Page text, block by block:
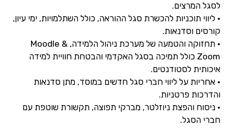
לסגל המרצים.
• ליווי תוכניות להכשרת סגל ההוראה, כולל השתלמויות, ימי עיון,
קורסים וסדנאות.
• תחזוקה והטמעה של מערכת ניהול הלמידה, Moodle &
Zoom כולל תמיכה בסגל האקדמי והבטחת חוויית למידה
איכותית לסטודנטים.
• אחריות על ליווי חברי סגל חדשים במוסד, מתן סדנאות
והדרכות פרטניות.
• ניסוח והפצת ניוזלטר, מברקי תפוצה, תקשורת שוטפת עם
חברי הסגל.